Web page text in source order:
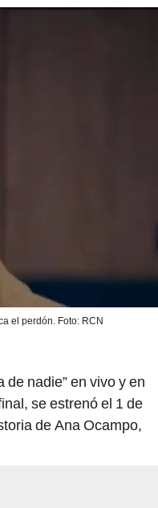
el perdón. Foto: RCN
nadie” en vivo y en
se estrenó el 1 de
de Ana Ocampo,